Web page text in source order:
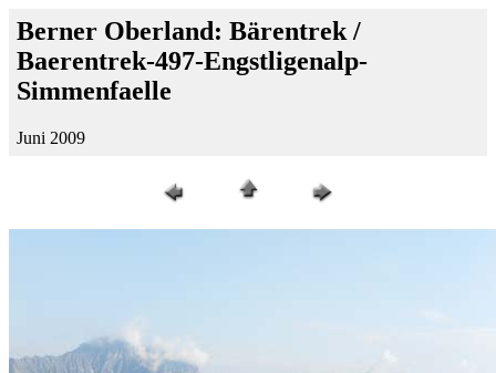
Berner Oberland: Bärentrek /
Baerentrek-497-Engstligenalp-
Simmenfaelle
Juni 2009